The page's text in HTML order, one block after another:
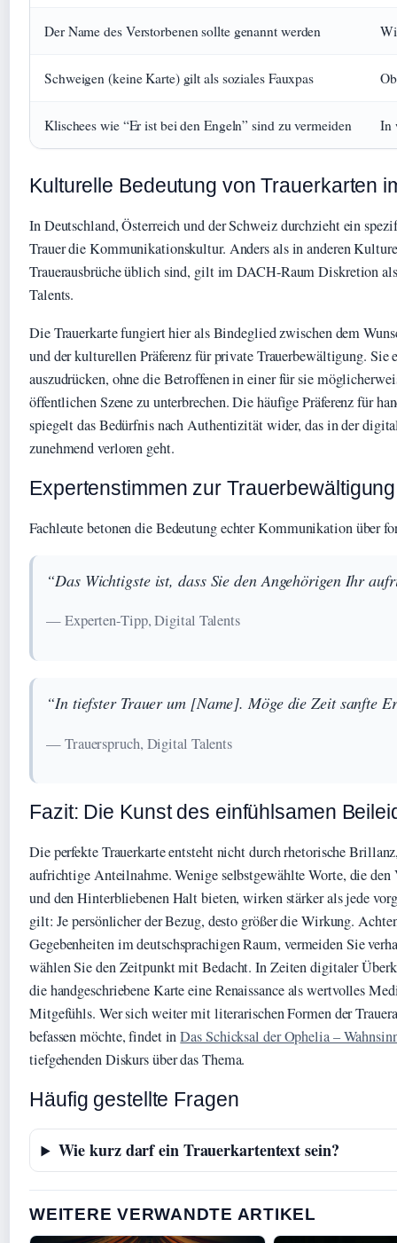
Der Name des Verstorbenen sollte genannt werden
Schweigen (keine Karte) gilt als soziales Fauxpas
Klischees wie “Er ist bei den Engeln” sind zu vermeiden In
Kulturelle Bedeutung von Trauerkarten
In Deutschland, Österreich und der Schweiz durchzieht ein
Trauer die Kommunikationskultur. Anders als in anderen
Trauerausbrüche üblich sind, gilt im DACH-Raum Diskretion
Talents.
Die Trauerkarte fungiert hier als Bindeglied zwischen dem
und der kulturellen Präferenz für private Trauerbewältigung. Sie
auszudrücken, ohne die Betroffenen in einer für sie
öffentlichen Szene zu unterbrechen. Die häufige Präferenz für
spiegelt das Bedürfnis nach Authentizität wider, das in der
zunehmend verloren geht.
Expertenstimmen zur Trauerbewältigung
Fachleute betonen die Bedeutung echter Kommunikation über
“Das Wichtigste ist, dass Sie den Angehörigen Ihr
— Experten-Tipp, Digital Talents
“In tiefster Trauer um [Name]. Möge die Zeit sanfte
— Trauerspruch, Digital Talents
Fazit: Die Kunst des einfühlsamen
Die perfekte Trauerkarte entsteht nicht durch rhetorische
aufrichtige Anteilnahme. Wenige selbstgewählte Worte, die den
und den Hinterbliebenen Halt bieten, wirken stärker als jede
gilt: Je persönlicher der Bezug, desto größer die Wirkung.
Gegebenheiten im deutschsprachigen Raum, vermeiden Sie
wählen Sie den Zeitpunkt mit Bedacht. In Zeiten digitaler
die handgeschriebene Karte eine Renaissance als wertvolles
Mitgefühls. Wer sich weiter mit literarischen Formen der
befassen möchte, findet inDas Schicksal der Ophelia –
tiefgehenden Diskurs über das Thema.
Häufig gestellte Fragen
Wie kurz darf ein Trauerkartentext sein?
WEITERE VERWANDTE ARTIKEL